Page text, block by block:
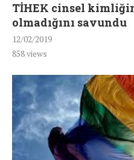
TİHEK cinsel
olmadığını savundu
12/02/2019
858views